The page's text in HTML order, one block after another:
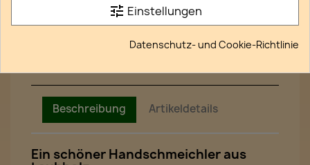
Das Recht auf Widerruf
Beschreibung Artikeldetails
Ein schöner Handschmeichler aus
tune Einstellungen
Datenschutz- und Cookie-Richtlinie